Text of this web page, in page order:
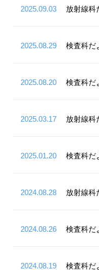
2025.09.03 放射線
2025.08.29 検査科だ
2025.08.20 検査科だ
2025.03.17 放射線科
2025.01.20 検査科だ
2024.08.28 放射線科
2024.08.26 検査科だ
2024.08.19 検査科だ